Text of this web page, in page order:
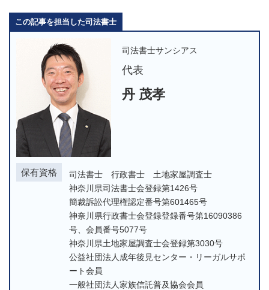
この記事を担当した司法書士
司法書士サンシアス
代表
丹 茂孝
保有資格
司法書士 行政書士 土地家屋調査士
神奈川県司法書士会登録第1426号
簡裁訴訟代理権認定番号第601465号
神奈川県行政書士会登録登録番号第16090386
号、会員番号5077号
神奈川県土地家屋調査士会登録第3030号
公益社団法人成年後見センター・リーガルサポ
ート会員
一般社団法人家族信託普及協会会員